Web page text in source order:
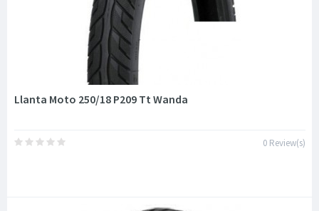
Llanta Moto 250/18 P209 Tt Wanda
0 Review(s)